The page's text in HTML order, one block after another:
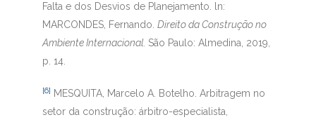
Falta e dos Desvios de Planejamento. ln:
MARCONDES, Fernando. Direito da Construção no
Ambiente Internacional. São Paulo: Almedina, 2019,
p. 14.
[6] MESQUITA, Marcelo A. Botelho. Arbitragem no
setor da construção: árbitro-especialista,